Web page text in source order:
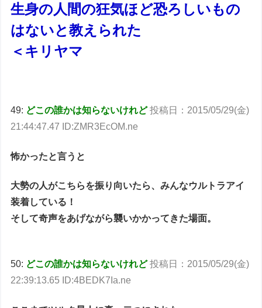
生身の人間の狂気ほど恐ろしいもの
はないと教えられた
＜キリヤマ
49: どこの誰かは知らないけれど 投稿日：2015/05/29(金)
21:44:47.47 ID:ZMR3EcOM.ne
怖かったと言うと
大勢の人がこちらを振り向いたら、みんなウルトラアイ
装着している！
そして奇声をあげながら襲いかかってきた場面。
50: どこの誰かは知らないけれど 投稿日：2015/05/29(金)
22:39:13.65 ID:4BEDK7Ia.ne